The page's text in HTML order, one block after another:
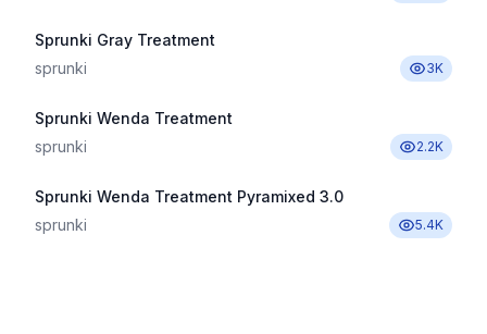
Sprunki Gray Treatment
sprunki
3K
Sprunki Wenda Treatment
sprunki
2.2K
Sprunki Wenda Treatment Pyramixed 3.0
sprunki
5.4K